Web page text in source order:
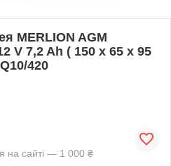
MERLION AGM
V 7,2 Ah ( 150 x 65 x 95
420
на сайті — 1 000 ₴